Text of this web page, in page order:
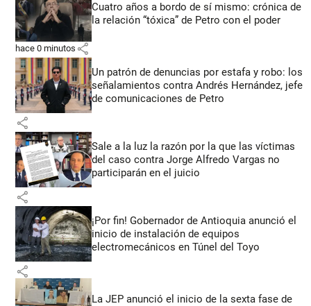
Cuatro años a bordo de sí mismo: crónica de
la relación “tóxica” de Petro con el poder
hace 0 minutos share
Un patrón de denuncias por estafa y robo: los
señalamientos contra Andrés Hernández, jefe
de comunicaciones de Petro
share
Sale a la luz la razón por la que las víctimas
del caso contra Jorge Alfredo Vargas no
participarán en el juicio
share
¡Por fin! Gobernador de Antioquia anunció el
inicio de instalación de equipos
electromecánicos en Túnel del Toyo
share
La JEP anunció el inicio de la sexta fase de